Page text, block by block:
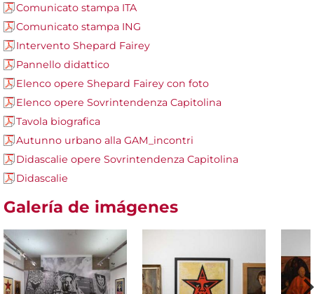
Comunicato stampa ITA
Comunicato stampa ING
Intervento Shepard Fairey
Pannello didattico
Elenco opere Shepard Fairey con foto
Elenco opere Sovrintendenza Capitolina
Tavola biografica
Autunno urbano alla GAM_incontri
Didascalie opere Sovrintendenza Capitolina
Didascalie
Galería de imágenes